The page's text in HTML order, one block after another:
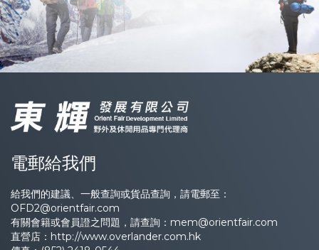
電郵給我們
給我們的建議、一般查詢或貨品查詢，請電郵至：
OFD2@orientfair.com
有關會籍或會員證之問題，請查詢： mem@orientfair.com
直營店： http://www.overlander.com.hk